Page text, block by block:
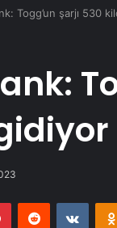
Togg’un şarjı 530
PinterestReddit